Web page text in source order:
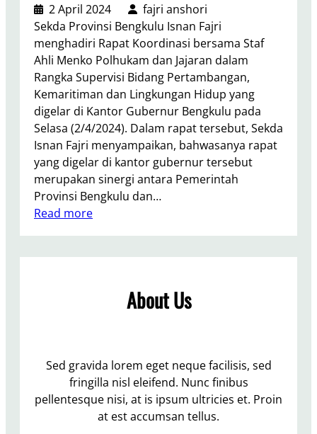
2 April 2024
fajri anshori
Sekda Provinsi Bengkulu Isnan Fajri
menghadiri Rapat Koordinasi bersama Staf
Ahli Menko Polhukam dan Jajaran dalam
Rangka Supervisi Bidang Pertambangan,
Kemaritiman dan Lingkungan Hidup yang
digelar di Kantor Gubernur Bengkulu pada
Selasa (2/4/2024). Dalam rapat tersebut, Sekda
Isnan Fajri menyampaikan, bahwasanya rapat
yang digelar di kantor gubernur tersebut
merupakan sinergi antara Pemerintah
Provinsi Bengkulu dan…
Read more:
i
n
e
About Us
Sed gravida lorem eget neque facilisis, sed
fringilla nisl eleifend. Nunc finibus
pellentesque nisi, at is ipsum ultricies et. Proin
at est accumsan tellus.